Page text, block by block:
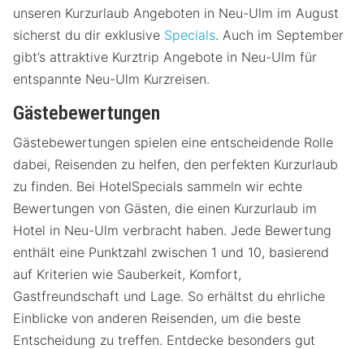
unseren Kurzurlaub Angeboten in Neu-Ulm im August
sicherst du dir exklusive Specials. Auch im September
gibt’s attraktive Kurztrip Angebote in Neu-Ulm für
entspannte Neu-Ulm Kurzreisen.
Gästebewertungen
Gästebewertungen spielen eine entscheidende Rolle
dabei, Reisenden zu helfen, den perfekten Kurzurlaub
zu finden. Bei HotelSpecials sammeln wir echte
Bewertungen von Gästen, die einen Kurzurlaub im
Hotel in Neu-Ulm verbracht haben. Jede Bewertung
enthält eine Punktzahl zwischen 1 und 10, basierend
auf Kriterien wie Sauberkeit, Komfort,
Gastfreundschaft und Lage. So erhältst du ehrliche
Einblicke von anderen Reisenden, um die beste
Entscheidung zu treffen. Entdecke besonders gut